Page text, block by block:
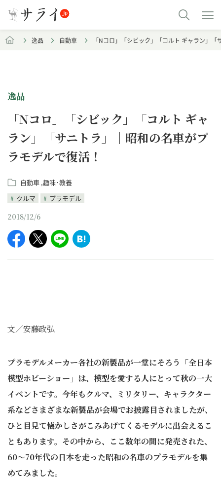
逸品 自動車 「Nコロ」「シビック」「コルト ギャラン」
逸品
「Nコロ」「シビック」「コルト ギャ
ラン」「サニトラ」｜昭和の名車がプ
ラモデルで復活！
自動車 趣味･教養
クルマ
プラモデル
2018/12/6
文／安藤政弘
プラモデルメーカー各社の新製品が一堂にそろう「全日本
模型ホビーショー」は、模型を愛する人にとって秋の一大
イベントです。今年もクルマ、ミリタリー、キャラクター
系などさまざまな新製品が会場でお披露目されましたが、
ひと目見て懐かしさがこみあげてくるモデルに出会えるこ
ともあります。その中から、ここ数年の間に発売された、
60～70年代の日本を走った昭和の名車のプラモデルを集
めてみました。